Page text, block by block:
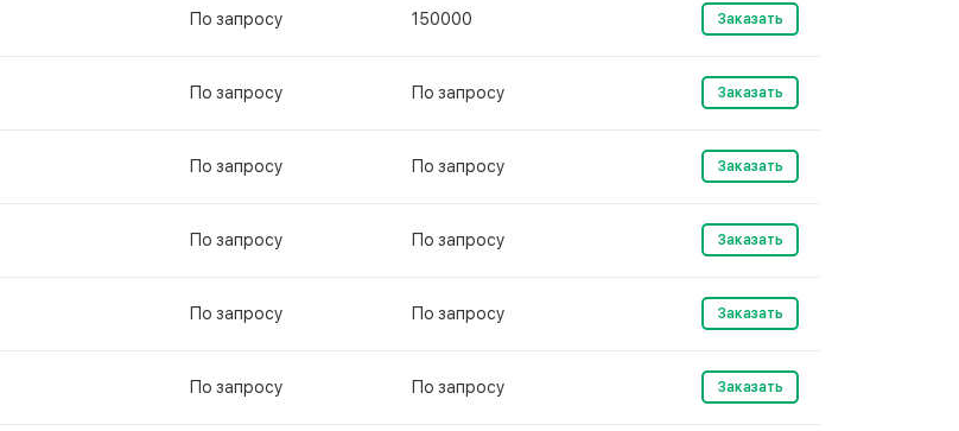
По запросу 150000 Заказать
По запросу По запросу Заказать
По запросу По запросу Заказать
По запросу По запросу Заказать
По запросу По запросу Заказать
По запросу По запросу Заказать